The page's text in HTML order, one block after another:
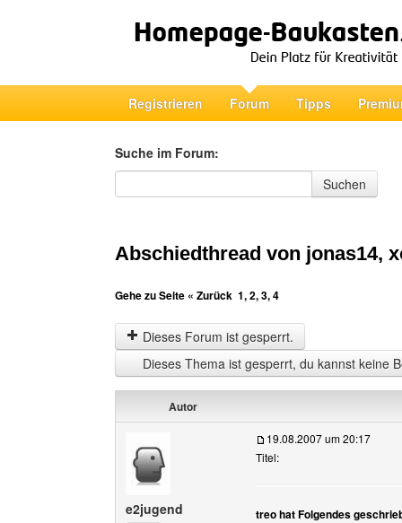
Registrieren Forum Tipps
Suche im Forum:
Suche im Forum
Suchen
Abschiedthread von jonas14,
Gehe zu Seite « Zurück 1,2,3,4
Dieses Forum ist gesperrt.
Dieses Thema ist gesperrt, du kannst keine
Autor
e2jugend
19.08.2007 um 20:17
Titel:
treo hat Folgendes